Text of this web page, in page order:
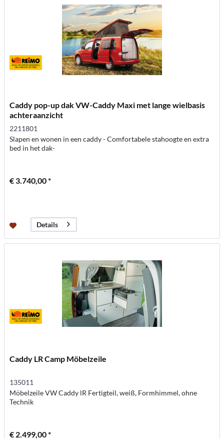
Caddy pop-up dak VW-Caddy Maxi met lange wielbasis
achteraanzicht
2211801
Slapen en wonen in een caddy - Comfortabele stahoogte en extra
bed in het dak-
€ 3.740,00 *
Details
Caddy LR Camp Möbelzeile
135011
Möbelzeile VW Caddy lR Fertigteil, weiß, Formhimmel, ohne
Technik
€ 2.499,00 *